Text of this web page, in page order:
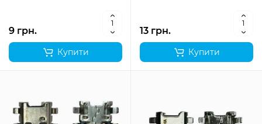
9 грн.
Купити
13 грн.
Купити